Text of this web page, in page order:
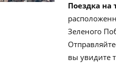
Поездка на
Зеленого
вы увидите